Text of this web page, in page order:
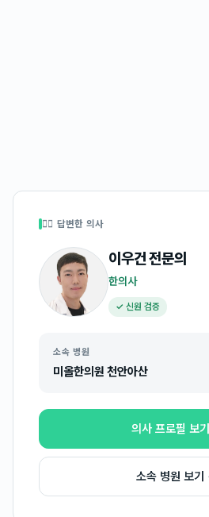
👩‍⚕️ 답변한 의사
이우건전문의
한의사
✓ 신원 검증
소속 병원
미올한의원 천안아산
의사 프로필 보
소속 병원 보